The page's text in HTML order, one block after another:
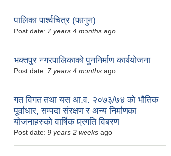
पालिका पार्श्वचित्र (फागुन)
Post date: 7 years 4 months ago
भक्तपुर नगरपालिकाको पुननिर्माण कार्ययोजना
Post date: 7 years 4 months ago
गत विगत तथा यस आ.व. २०७३/७४ को भौतिक
पूूर्वाधार, सम्पदा संरक्षण र अन्य निर्माणका
योजनाहरुको वार्षिक प्र्रगति विबरण
Post date: 9 years 2 weeks ago